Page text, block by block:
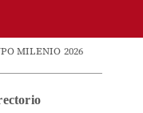
MILENIO 2026